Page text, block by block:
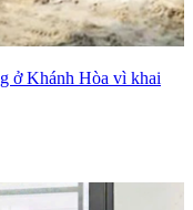
ở Khánh Hòa vì khai